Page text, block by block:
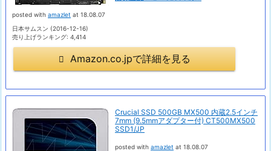
posted with amazlet at 18.08.07
日本サムスン (2016-12-16)
売り上げランキング: 4,414
Amazon.co.jpで詳細を見る
Crucial SSD 500GB MX500 内蔵2.5インチ
7mm (9.5mmアダプター付) CT500MX500
SSD1/JP
posted with amazlet at 18.08.07